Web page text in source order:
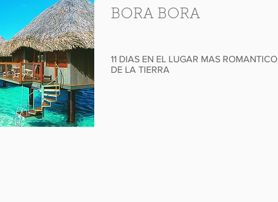
11 DIAS EN EL LUGAR MAS ROMANTICO
DE LA TIERRA
BORA BORA